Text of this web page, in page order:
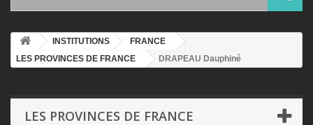
INSTITUTIONS
FRANCE
LES PROVINCES DE FRANCE
DRAPEAU Dauphiné
LES PROVINCES DE FRANCE